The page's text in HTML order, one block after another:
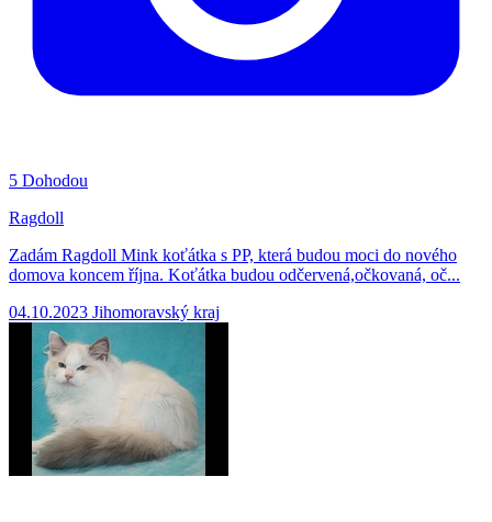
5 Dohodou
Ragdoll
Zadám Ragdoll Mink koťátka s PP, která budou moci do nového
domova koncem října. Koťátka budou odčervená,očkovaná, oč...
04.10.2023 Jihomoravský kraj